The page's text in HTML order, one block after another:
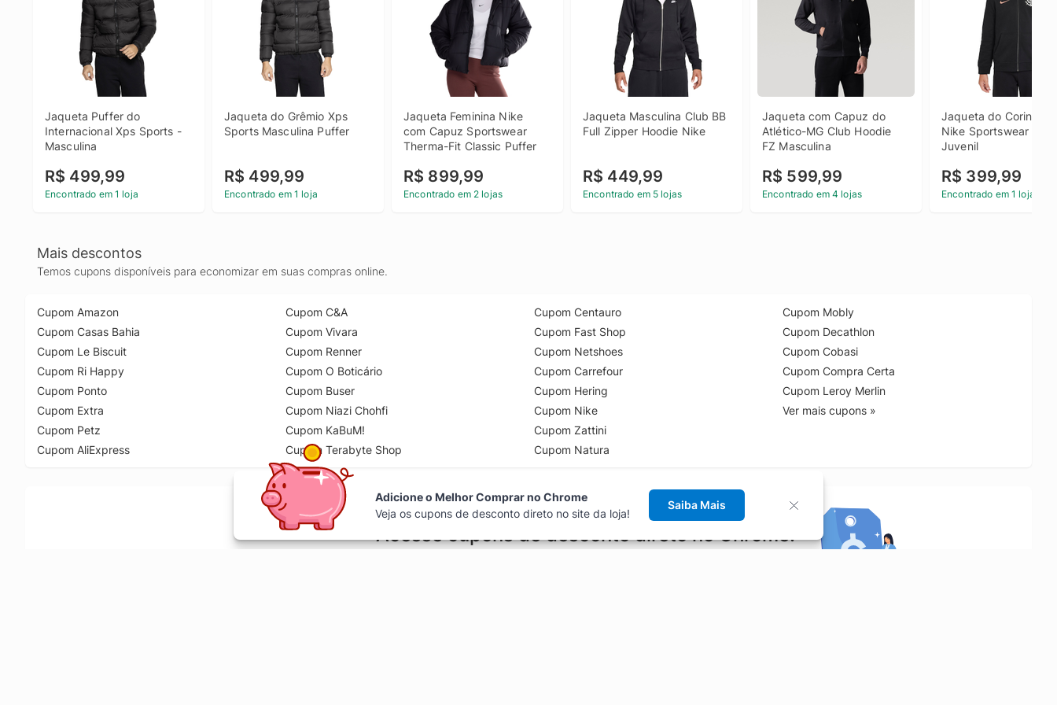
Jaqueta Puffer do
Internacional Xps Sports -
Masculina
R$ 499,99
Encontrado em 1 loja
Jaqueta do Grêmio Xps
Sports Masculina Puffer
R$ 499,99
Encontrado em 1 loja
Jaqueta Feminina Nike
com Capuz Sportswear
Therma-Fit Classic Puffer
R$ 899,99
Encontrado em 2 lojas
Jaqueta Masculina Club BB
Full Zipper Hoodie Nike
R$ 449,99
Encontrado em 5 lojas
Jaqueta com Capuz do
Atlético-MG Club Hoodie
FZ Masculina
R$ 599,99
Encontrado em 4 lojas
Jaqueta do
Nike Sportswear Club
Juvenil
R$ 399,99
Encontrado em 1 loja
Mais descontos
Temos cupons disponíveis para economizar em suas compras online.
Cupom Amazon
Cupom Casas Bahia
Cupom Le Biscuit
Cupom Ri Happy
Cupom Ponto
Cupom Extra
Cupom Petz
Cupom AliExpress
Cupom C&A
Cupom Vivara
Cupom Renner
Cupom O Boticário
Cupom Buser
Cupom Niazi Chohfi
Cupom KaBuM!
Cupom Terabyte Shop
Cupom Centauro
Cupom Fast Shop
Cupom Netshoes
Cupom Carrefour
Cupom Hering
Cupom Nike
Cupom Zattini
Cupom Natura
Cupom Mobly
Cupom Decathlon
Cupom Cobasi
Cupom Compra Certa
Cupom Leroy Merlin
Ver mais cupons »
Acesse cupons de desconto direto no Chrome!
Adicione o Melhor Comprar no Chrome
Veja os cupons de desconto direto no site da loja!
Saiba Mais